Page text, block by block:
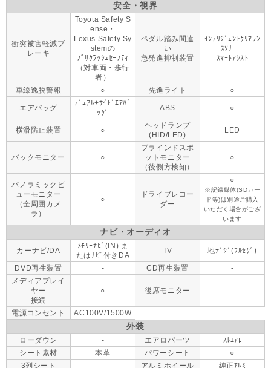
安全・視界
衝突被害軽減ブ
レーキ
Toyota Safety S
ense・
Lexus Safety Sy
stemの
ﾌﾟﾘｸﾗｯｼｭｾｰﾌﾃｨ
（対車両・歩行
者）
ペダル踏み間違
い
急発進抑制装置
ｲﾝﾃﾘｼﾞｪﾝﾄｸﾘｱﾗﾝ
ｽｿﾅｰ・
ｽﾏｰﾄｱｼｽﾄ
車線逸脱警報 ○ 先進ライト ○
エアバッグ
ﾃﾞｭｱﾙ+ｻｲﾄﾞｴｱﾊﾞ
ｯｸﾞ
ABS ○
横滑防止装置 ○
ヘッドランプ
(HID/LED)
LED
バックモニター ○
ブラインドスポ
ットモニター
（後側方検知）
○
パノラミックビ
ューモニター
（全周囲カメ
ラ）
○
ドライブレコー
ダー
○
※記録媒体(SDカー
ド等)は別途ご購入
いただく場合がござ
います
ナビ・オーディオ
カーナビ/DA
ﾒﾓﾘｰﾅﾋﾞ(IN) ま
たはﾅﾋﾞ付きDA
TV 地ﾃﾞｼﾞ(ﾌﾙｾｸﾞ)
DVD再生装置 - CD再生装置
-
メディアプレイ
ヤー
接続
○ 後席モニター -
電源コンセント AC100V/1500W
外装
ローダウン - エアロパーツ
ﾌﾙｴｱﾛ
シート素材
本革 パワーシート
○
3列シート
- アルミホイール 純正ｱﾙﾐ